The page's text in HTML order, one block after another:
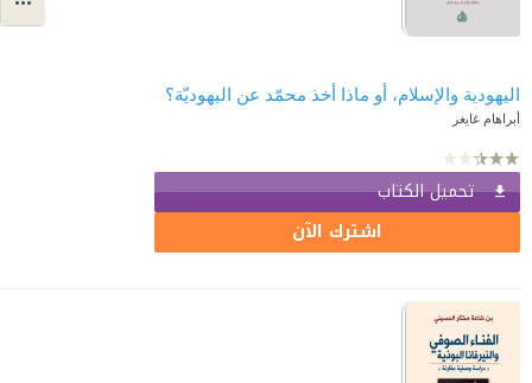
اليهودية والإسلام، أو ماذا أخذ محمّد عن اليهوديّة؟
أبراهام غايغر
تحميل الكتاب
اشترك الآن